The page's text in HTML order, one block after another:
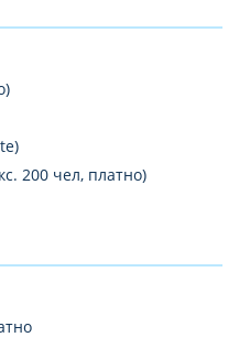
200 чел, платно)